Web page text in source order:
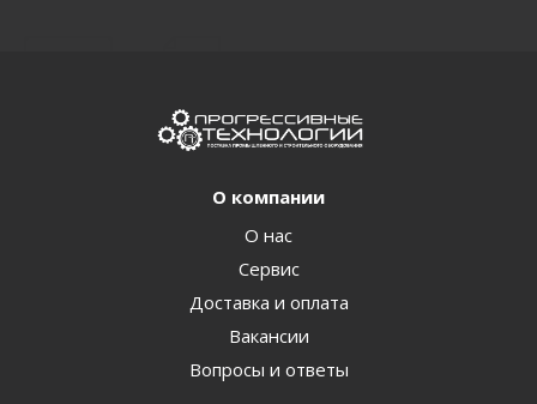
О компании
О нас
Сервис
Доставка и оплата
Вакансии
Вопросы и ответы